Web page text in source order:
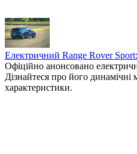
Електричний Range Rover
Офіційно анонсовано
Дізнайтеся про його динамічні
характеристики.